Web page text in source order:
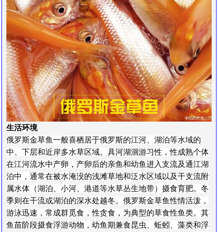
生活环境
俄罗斯金草鱼一般喜栖居于俄罗斯的江河、湖泊等水域的
中、下层和近岸多水草区域。具河湖洄游习性，性成熟个体
在江河流水中产卵，产卵后的亲鱼和幼鱼进入支流及通江湖
泊中，通常在被水淹没的浅滩草地和泛水区域以及干支流附
属水体（湖泊、小河、港道等水草丛生地带）摄食育肥。冬
季则在干流或湖泊的深水处越冬。俄罗斯金草鱼性情活泼，
游泳迅速，常成群觅食，性贪食，为典型的草食性鱼类。其
鱼苗阶段摄食浮游动物，幼鱼期兼食昆虫、蚯蚓、藻类和浮